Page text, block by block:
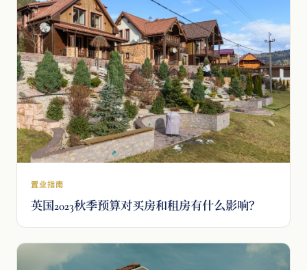
置业指南
英国2023秋季预算对买房和租房有什么影响？